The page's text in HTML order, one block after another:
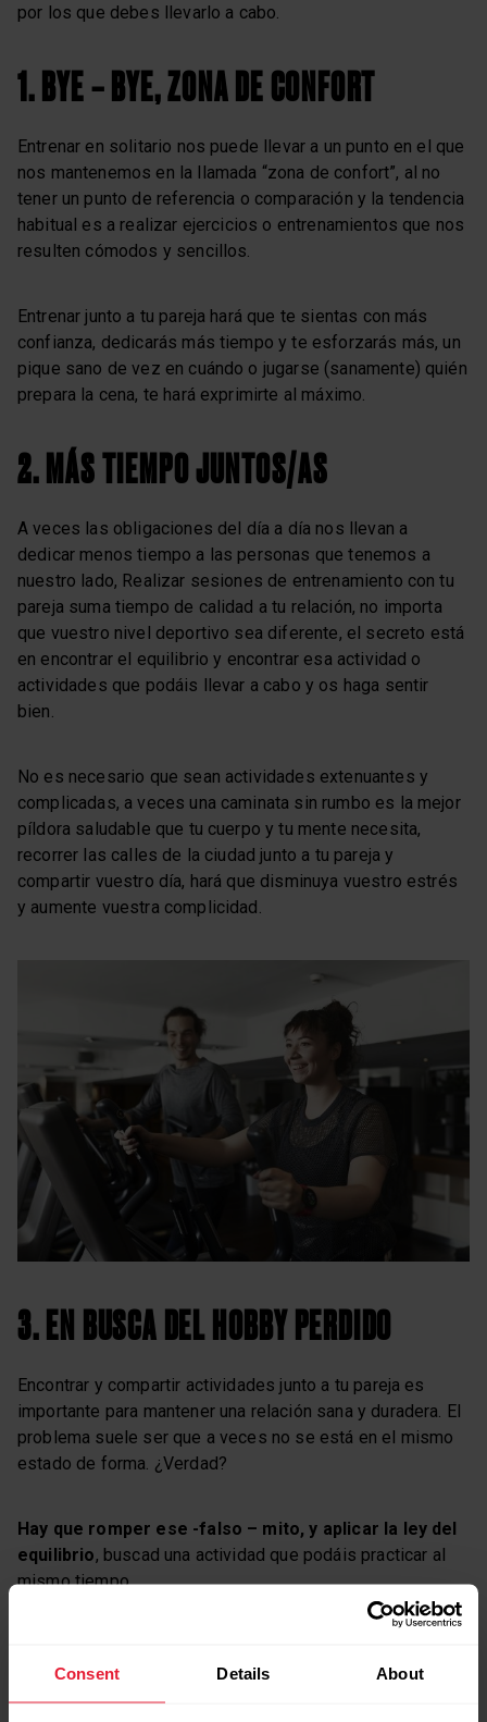
Consent Details About
por los que debes llevarlo a cabo.
1. BYE – BYE, ZONA DE CONFORT
Entrenar en solitario nos puede llevar a un punto en el que
nos mantenemos en la llamada “zona de confort”, al no
tener un punto de referencia o comparación y la tendencia
habitual es a realizar ejercicios o entrenamientos que nos
resulten cómodos y sencillos.
Entrenar junto a tu pareja hará que te sientas con más
confianza, dedicarás más tiempo y te esforzarás más, un
pique sano de vez en cuándo o jugarse (sanamente) quién
prepara la cena, te hará exprimirte al máximo.
2. MÁS TIEMPO JUNTOS/AS
A veces las obligaciones del día a día nos llevan a
dedicar menos tiempo a las personas que tenemos a
nuestro lado, Realizar sesiones de entrenamiento con tu
pareja suma tiempo de calidad a tu relación, no importa
que vuestro nivel deportivo sea diferente, el secreto está
en encontrar el equilibrio y encontrar esa actividad o
actividades que podáis llevar a cabo y os haga sentir
bien.
No es necesario que sean actividades extenuantes y
complicadas, a veces una caminata sin rumbo es la mejor
píldora saludable que tu cuerpo y tu mente necesita,
recorrer las calles de la ciudad junto a tu pareja y
compartir vuestro día, hará que disminuya vuestro estrés
y aumente vuestra complicidad.
3. EN BUSCA DEL HOBBY PERDIDO
Encontrar y compartir actividades junto a tu pareja es
importante para mantener una relación sana y duradera. El
problema suele ser que a veces no se está en el mismo
estado de forma. ¿Verdad?
Hay que romper ese -falso – mito, y aplicar la ley del
equilibrio, buscad una actividad que podáis practicar al
mismo tiempo.